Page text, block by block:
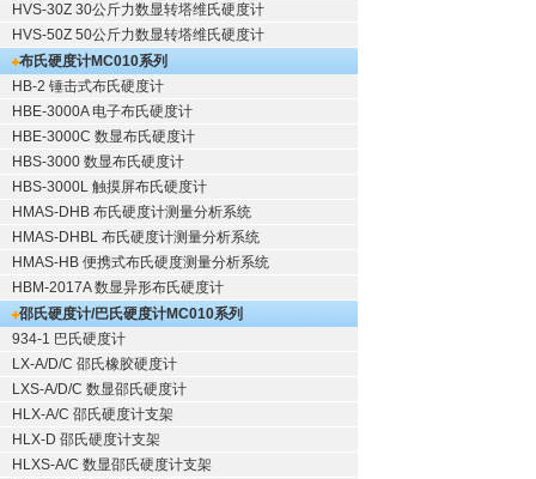
HVS-30Z 30公斤力数显转塔维氏硬度计
HVS-50Z 50公斤力数显转塔维氏硬度计
布氏硬度计MC010系列
HB-2 锤击式布氏硬度计
HBE-3000A 电子布氏硬度计
HBE-3000C 数显布氏硬度计
HBS-3000 数显布氏硬度计
HBS-3000L 触摸屏布氏硬度计
HMAS-DHB 布氏硬度计测量分析系统
HMAS-DHBL 布氏硬度计测量分析系统
HMAS-HB 便携式布氏硬度测量分析系统
HBM-2017A 数显异形布氏硬度计
邵氏硬度计/巴氏硬度计MC010系列
934-1 巴氏硬度计
LX-A/D/C 邵氏橡胶硬度计
LXS-A/D/C 数显邵氏硬度计
HLX-A/C 邵氏硬度计支架
HLX-D 邵氏硬度计支架
HLXS-A/C 数显邵氏硬度计支架